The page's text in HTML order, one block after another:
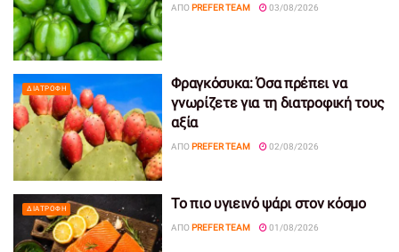
ΑΠΌ PREFER TEAM 03/08/2026
ΔΙΑΤΡΟΦΉ
Φραγκόσυκα: Όσα πρέπει να
γνωρίζετε για τη διατροφική τους
αξία
ΑΠΌ PREFER TEAM 02/08/2026
ΔΙΑΤΡΟΦΉ Το πιο υγιεινό ψάρι στον κόσμο
ΑΠΌ PREFER TEAM 01/08/2026